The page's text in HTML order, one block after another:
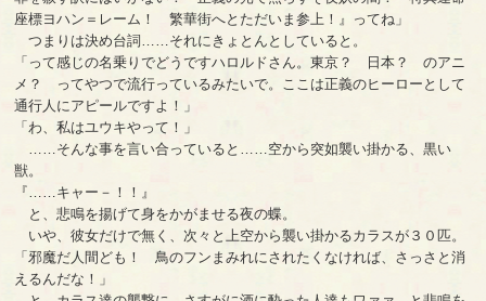
座標ヨハン＝レーム！ 繁華街へとただいま参上！』ってね」
つまりは決め台詞……それにきょとんとしていると。
「って感じの名乗りでどうですハロルドさん。東京？ 日本？ のアニ
メ？ ってやつで流行っているみたいで。ここは正義のヒーローとして
通行人にアピールですよ！」
「わ、私はユウキやって！」
……そんな事を言い合っていると……空から突如襲い掛かる、黒い
獣。
『……キャー－！！』
と、悲鳴を揚げて身をかがませる夜の蝶。
いや、彼女だけで無く、次々と上空から襲い掛かるカラスが３０匹。
「邪魔だ人間ども！ 鳥のフンまみれにされたくなければ、さっさと消
えるんだな！」